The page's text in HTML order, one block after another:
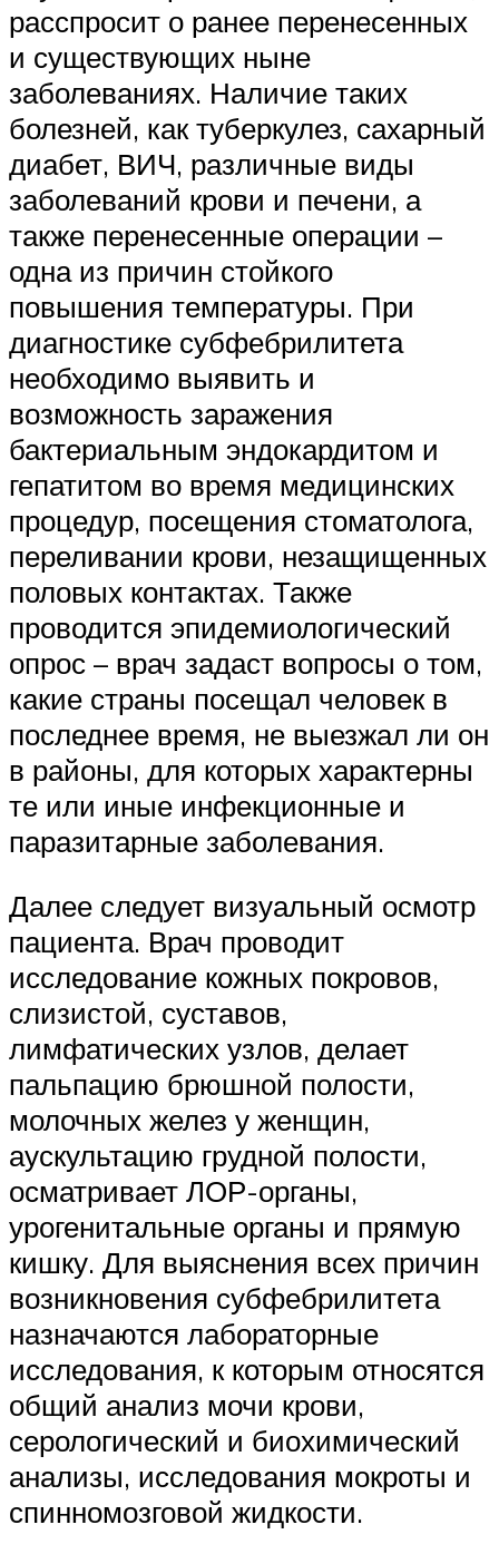
расспросит о ранее перенесенных
и существующих ныне
заболеваниях. Наличие таких
болезней, как туберкулез, сахарный
диабет, ВИЧ, различные виды
заболеваний крови и печени, а
также перенесенные операции –
одна из причин стойкого
повышения температуры. При
диагностике субфебрилитета
необходимо выявить и
возможность заражения
бактериальным эндокардитом и
гепатитом во время медицинских
процедур, посещения стоматолога,
переливании крови, незащищенных
половых контактах. Также
проводится эпидемиологический
опрос – врач задаст вопросы о том,
какие страны посещал человек в
последнее время, не выезжал ли он
в районы, для которых характерны
те или иные инфекционные и
паразитарные заболевания.
Далее следует визуальный осмотр
пациента. Врач проводит
исследование кожных покровов,
слизистой, суставов,
лимфатических узлов, делает
пальпацию брюшной полости,
молочных желез у женщин,
аускультацию грудной полости,
осматривает ЛОР-органы,
урогенитальные органы и прямую
кишку. Для выяснения всех причин
возникновения субфебрилитета
назначаются лабораторные
исследования, к которым относятся
общий анализ мочи крови,
серологический и биохимический
анализы, исследования мокроты и
спинномозговой жидкости.